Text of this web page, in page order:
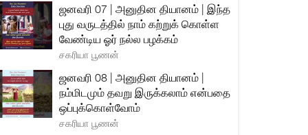
ஜனவரி 07 | அனுதின தியானம் | இந்த
புது வருடத்தில் நாம் கற்றுக் கொள்ள
வேண்டிய ஓர் நல்ல பழக்கம்
சகரியா பூணன்
ஜனவரி 08 | அனுதின தியானம் |
நம்மிடமும் தவறு இருக்கலாம் என்பதை
ஒப்புக்கொள்வோம்
சகரியா பூணன்